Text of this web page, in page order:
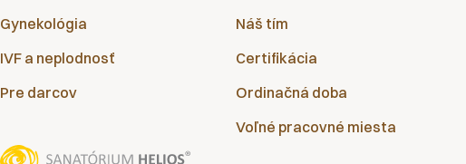
Gynekológia
IVF a neplodnosť
Pre darcov
Náš tím
Certifikácia
Ordinačná doba
Voľné pracovné miesta